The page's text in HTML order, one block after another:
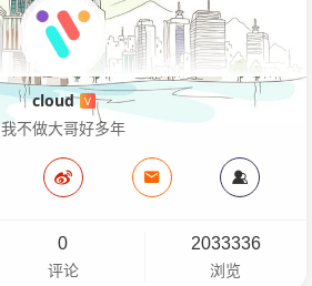
cloud V
我不做大哥好多年
0
评论
2033336
浏览